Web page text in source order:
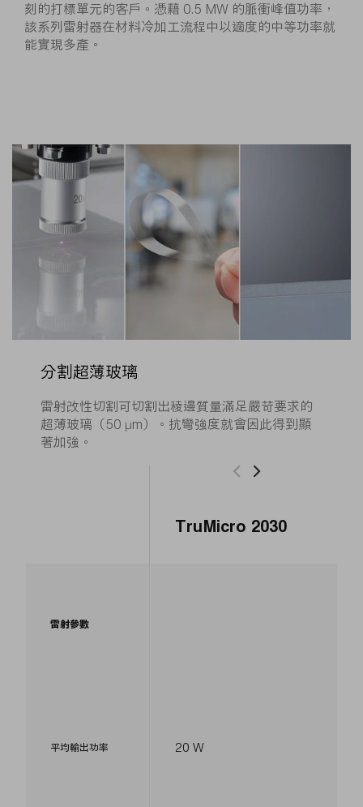
刻的打標單元的客戶。憑藉 0.5 MW 的脈衝峰值功率，
該系列雷射器在材料冷加工流程中以適度的中等功率就
能實現多產。
分割超薄玻璃
雷射改性切割可切割出稜邊質量滿足嚴苛要求的
超薄玻璃（50 µm）。抗彎強度就會因此得到顯
著加強。
雷射參數
平均輸出功率
TruMicro 2030
20 W